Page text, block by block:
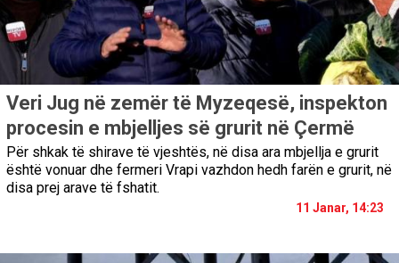
Veri Jug në zemër të Myzeqesë, inspekton
procesin e mbjelljes së grurit në Çermë
Për shkak të shirave të vjeshtës, në disa ara mbjellja e grurit
është vonuar dhe fermeri Vrapi vazhdon hedh farën e grurit, në
disa prej arave të fshatit.
11 Janar, 14:23